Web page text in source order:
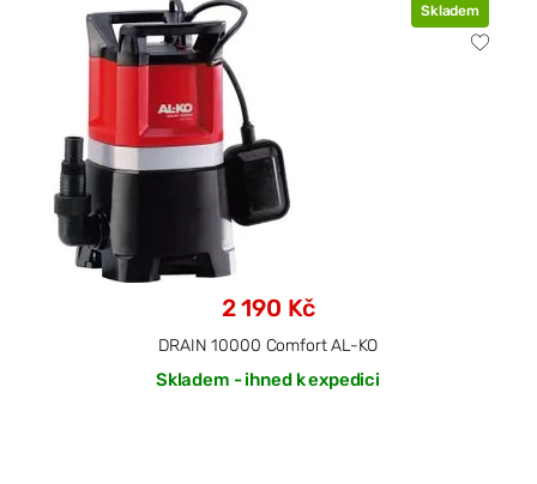
Skladem
2 190 Kč
DRAIN 10000 Comfort AL-KO
Skladem - ihned k expedici